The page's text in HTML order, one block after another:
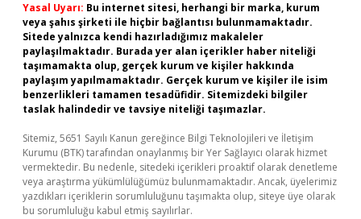
Yasal Uyarı: Bu internet sitesi, herhangi bir marka, kurum
veya şahıs şirketi ile hiçbir bağlantısı bulunmamaktadır.
Sitede yalnızca kendi hazırladığımız makaleler
paylaşılmaktadır. Burada yer alan içerikler haber niteliği
taşımamakta olup, gerçek kurum ve kişiler hakkında
paylaşım yapılmamaktadır. Gerçek kurum ve kişiler ile isim
benzerlikleri tamamen tesadüfidir. Sitemizdeki bilgiler
taslak halindedir ve tavsiye niteliği taşımazlar.
Sitemiz, 5651 Sayılı Kanun gereğince Bilgi Teknolojileri ve İletişim
Kurumu (BTK) tarafından onaylanmış bir Yer Sağlayıcı olarak hizmet
vermektedir. Bu nedenle, sitedeki içerikleri proaktif olarak denetleme
veya araştırma yükümlülüğümüz bulunmamaktadır. Ancak, üyelerimiz
yazdıkları içeriklerin sorumluluğunu taşımakta olup, siteye üye olarak
bu sorumluluğu kabul etmiş sayılırlar.